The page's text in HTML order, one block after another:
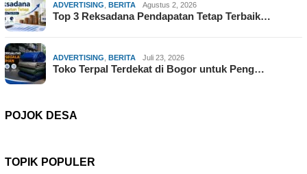
ADVERTISING, BERITA Agustus 2, 2026
Top 3 Reksadana Pendapatan Tetap Terbaik…
ADVERTISING, BERITA Juli 23, 2026
Toko Terpal Terdekat di Bogor untuk Peng…
POJOK DESA
TOPIK POPULER